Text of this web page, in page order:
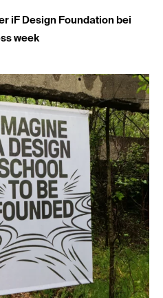
iF Design Foundation bei
week